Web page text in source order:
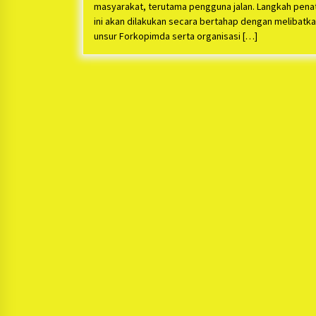
masyarakat, terutama pengguna jalan. Langkah
ini akan dilakukan secara bertahap dengan
unsur Forkopimda serta organisasi […]